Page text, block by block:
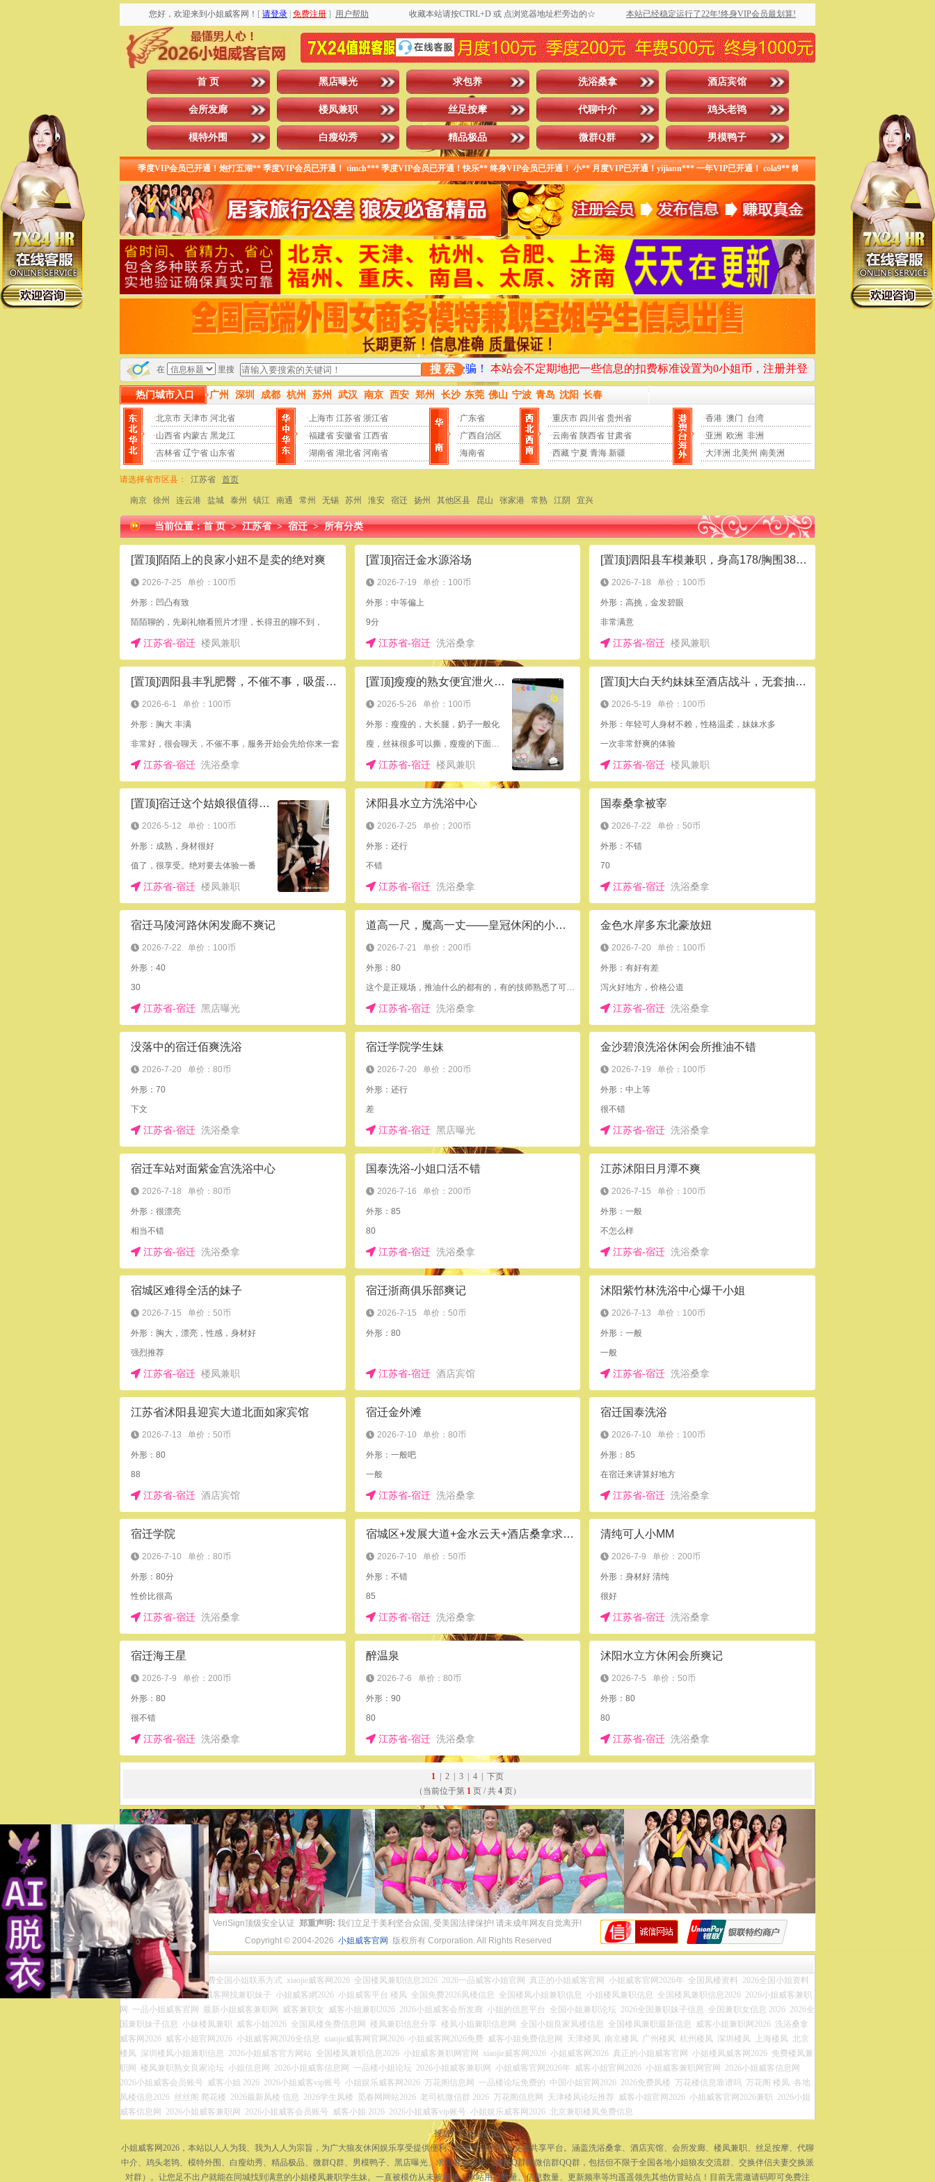
您好，欢迎来到小姐威客网！ [ 请登录 免费注册 ] 用户帮助 收藏本站请按CTRL+D 或 点浏览器地址栏旁边的☆ 本站已经稳定运行了22年!终身VIP会员最划算!
首 页 黑店曝光 求包养 洗浴桑拿 酒店宾馆
会所发廊 楼凤兼职 丝足按摩 代聊中介 鸡头老鸨
模特外围 白瘦幼秀 精品极品 微群Q群 男模鸭子
寡妇村**季度VIP会员已开通！炮打五湖** 季度VIP会员已开通！ timch*** 季度VIP会员已开通！快乐** 终身VIP会员已开通！ 小** 月度VIP已开通！yijiann*** 一年VIP已开通！ cola9** 终身VIP会员已开通！taolido*** 月度VIP
在 里搜 搜 索
后才上门服务100%是骗子，请大家多多关注本站“黑店曝光”板块，以免上当受骗！ 本站会不定期地把一些信息的扣费标准设置为0小姐币，注册并登录后即可免费查看这些0小姐币信息！
热门城市入口 广州 深圳 成都 杭州 苏州 武汉 南京 西安 郑州 长沙 东莞 佛山 宁波 青岛 沈阳 长春
·北京市 天津市 河北省
·山西省 内蒙古 黑龙江
·吉林省 辽宁省 山东省
·上海市 江苏省 浙江省
·福建省 安徽省 江西省
·湖南省 湖北省 河南省
·广东省
·广西自治区
·海南省
·重庆市 四川省 贵州省
·云南省 陕西省 甘肃省
·西藏 宁夏 青海 新疆
·香港 澳门
台湾
·亚洲 欧洲 非洲
·大洋洲 北美州 南美洲
请选择省市区县： 江苏省 首页
南京 徐州 连云港 盐城 泰州 镇江 南通 常州 无锡 苏州 淮安 宿迁 扬州 其他区县 昆山 张家港 常熟 江阴 宜兴
当前位置：首 页>江苏省>宿迁>所有分类
[置顶]陌陌上的良家小妞不是卖的绝对爽
2026-7-25 单价：100币
外形：凹凸有致
陌陌聊的，先刷礼物看照片才理，长得丑的聊不到，
江苏省-宿迁 楼凤兼职
[置顶]宿迁金水源浴场
2026-7-19 单价：100币
外形：中等偏上
9分
江苏省-宿迁洗浴桑拿
[置顶]泗阳县车模兼职，身高178/胸围38D劲爆的女神
2026-7-18 单价：100币
外形：高挑，金发碧眼
非常满意
江苏省-宿迁 楼凤兼职
[置顶]泗阳县丰乳肥臀，不催不事，吸蛋胸推巨爽
2026-6-1 单价：100币
外形：胸大 丰满
非常好，很会聊天，不催不事，服务开始会先给你来一套
江苏省-宿迁 洗浴桑拿
[置顶]瘦瘦的熟女便宜泄火，自己有小区安全
2026-5-26 单价：100币
外形：瘦瘦的，大长腿，奶子一般化
瘦，丝袜很多可以撕，瘦瘦的下面刚进去也是有点紧的
江苏省-宿迁楼凤兼职
[置顶]大白天约妹妹至酒店战斗，无套抽插，连操两炮，啪啪内射
2026-5-19 单价：100币
外形：年轻可人身材不赖，性格温柔，妹妹水多
一次非常舒爽的体验
江苏省-宿迁 楼凤兼职
[置顶]宿迁这个姑娘很值得花钱，很享受
2026-5-12 单价：100币
外形：成熟，身材很好
值了，很享受。绝对要去体验一番
江苏省-宿迁 楼凤兼职
沭阳县水立方洗浴中心
2026-7-25 单价：200币
外形：还行
不错
江苏省-宿迁洗浴桑拿
国泰桑拿被宰
2026-7-22 单价：50币
外形：不错
70
江苏省-宿迁 洗浴桑拿
宿迁马陵河路休闲发廊不爽记
2026-7-22 单价：100币
外形：40
30
江苏省-宿迁 黑店曝光
道高一尺，魔高一丈——皇冠休闲的小动作
2026-7-21 单价：200币
外形：80
这个是正规场，推油什么的都有的，有的技师熟悉了可以附带做点小活~
江苏省-宿迁洗浴桑拿
金色水岸多东北豪放妞
2026-7-20 单价：100币
外形：有好有差
泻火好地方，价格公道
江苏省-宿迁 洗浴桑拿
没落中的宿迁佰爽洗浴
2026-7-20 单价：80币
外形：70
下文
江苏省-宿迁 洗浴桑拿
宿迁学院学生妹
2026-7-20 单价：200币
外形：还行
差
江苏省-宿迁黑店曝光
金沙碧浪洗浴休闲会所推油不错
2026-7-19 单价：100币
外形：中上等
很不错
江苏省-宿迁 洗浴桑拿
宿迁车站对面紫金宫洗浴中心
2026-7-18 单价：80币
外形：很漂亮
相当不错
江苏省-宿迁 洗浴桑拿
国泰洗浴-小姐口活不错
2026-7-16 单价：200币
外形：85
80
江苏省-宿迁洗浴桑拿
江苏沭阳日月潭不爽
2026-7-15 单价：100币
外形：一般
不怎么样
江苏省-宿迁 洗浴桑拿
宿城区难得全活的妹子
2026-7-15 单价：50币
外形：胸大，漂亮，性感，身材好
强烈推荐
江苏省-宿迁 楼凤兼职
宿迁浙商俱乐部爽记
2026-7-15 单价：50币
外形：80
江苏省-宿迁酒店宾馆
沭阳紫竹林洗浴中心爆干小姐
2026-7-13 单价：100币
外形：一般
一般
江苏省-宿迁 洗浴桑拿
江苏省沭阳县迎宾大道北面如家宾馆
2026-7-13 单价：50币
外形：80
88
江苏省-宿迁 酒店宾馆
宿迁金外滩
2026-7-10 单价：80币
外形：一般吧
一般
江苏省-宿迁洗浴桑拿
宿迁国泰洗浴
2026-7-10 单价：100币
外形：85
在宿迁来讲算好地方
江苏省-宿迁 洗浴桑拿
宿迁学院
2026-7-10 单价：80币
外形：80分
性价比很高
江苏省-宿迁 洗浴桑拿
宿城区+发展大道+金水云天+酒店桑拿求爽验证
2026-7-10 单价：50币
外形：不错
85
江苏省-宿迁洗浴桑拿
清纯可人小MM
2026-7-9 单价：200币
外形：身材好 清纯
很好
江苏省-宿迁 洗浴桑拿
宿迁海王星
2026-7-9 单价：200币
外形：80
很不错
江苏省-宿迁 洗浴桑拿
醉温泉
2026-7-6 单价：80币
外形：90
80
江苏省-宿迁洗浴桑拿
沭阳水立方休闲会所爽记
2026-7-5 单价：50币
外形：80
80
江苏省-宿迁 洗浴桑拿
1 2 3 4
下页
（当前位于第 1页 / 共 4页）
VeriSign顶级安全认证 郑重声明: 我们立足于美利坚合众国, 受美国法律保护! 请未成年网友自觉离开!
Copyright © 2004-2026 小姐威客官网 版权所有 Corporation. All Rights Reserved
友情链接
小姐威客兼职网官网 免费全国小姐联系方式 xiaojie威客网2026 全国楼凤兼职信息2026 2026一品威客小姐官网 真正的小姐威客官网 小姐威客官网2026年 全国凤楼资料
2026全国小姐资料
zip
全国各地凤楼资源 威客网找兼职妹子 小姐威客網2026 小姐威客平台 楼凤 全国免费2026凤楼信息 全国楼凤小姐兼职信息 小姐楼凤兼职信息 全国楼凤兼职信息2026 2026小姐威客兼职
网
一品小姐威客官网 最新小姐威客兼职网 威客兼职女 威客小姐兼职2026 2026小姐威客会所发廊 小姐的信息平台 全国小姐兼职论坛 2026全国兼职妹子信息 全国兼职女信息 2026 2026全
国兼职妹子信息 小妹楼凤兼职 威客小姐2026 全国凤楼免费信息网 楼凤兼职信息分享 楼凤小姐兼职信息网 全国小姐良家凤楼信息 全国楼凤兼职最新信息 威客小姐兼职网2026 洗浴桑拿
威客网2026 威客小姐官网2026 小姐威客网2026全信息 xiaojie威客网官网2026 小姐威客网2026免费 威客小姐免费信息网 天津楼凤 南京楼凤 广州楼凤 杭州楼凤 深圳楼凤 上海楼凤 北京
楼凤 深圳楼凤小姐兼职信息 2026小姐威客官方网站 全国楼凤兼职信息2026 小姐威客兼职网官网 xiaojie威客网2026 小姐威客网2026 真正的小姐威客官网 小姐楼凤威客网2026 免费楼凤兼
职网
楼凤兼职熟女良家论坛 小姐信息网 2026小姐威客信息网 一品楼小姐论坛 2026小姐威客兼职网 小姐威客官网2026年 威客小姐官网2026 小姐威客兼职网官网
2026小姐威客信息网
2026小姐威客会员账号 威客小姐 2026 2026小姐威客vip账号 小姐娱乐威客网2026 万花阁信息网 一品楼论坛免费的 中国小姐官网2026 2026免费凤楼 万花楼信息靠谱吗 万花阁 楼凤 各地
凤楼信息2026 丝丝阁 爬花楼 2026最新凤楼 信息 2026学生凤楼 觅春网网站2026 老司机微信群 2026 万花阁信息网 天津楼凤论坛推荐 威客小姐官网2026 小姐威客官网2026兼职 2026小姐
威客信息网
2026小姐威客兼职网 2026小姐威客会员账号 威客小姐 2026 2026小姐威客vip账号 小姐娱乐威客网2026 北京兼职楼凤免费信息
投放广告点击此处
小姐威客网2026，本站以人人为我、我为人人为宗旨，为广大狼友休闲娱乐享受提供便利，是最专业的性息交流共享平台。涵盖洗浴桑拿、酒店宾馆、会所发廊、楼凤兼职、丝足按摩、代聊
中介、鸡头老鸨、模特外围、白瘦幼秀、精品极品、微群Q群、男模鸭子、黑店曝光、求包养等板块（微群Q群即微信群QQ群，包括但不限于全国各地小姐狼友交流群、交换伴侣夫妻交换派
对群）。让您足不出户就能在同城找到满意的小姐楼凤兼职学生妹。一直被模仿从未被超越！本站用户数量、信息数量、更新频率等均遥遥领先其他仿冒站点！目前无需邀请码即可免费注